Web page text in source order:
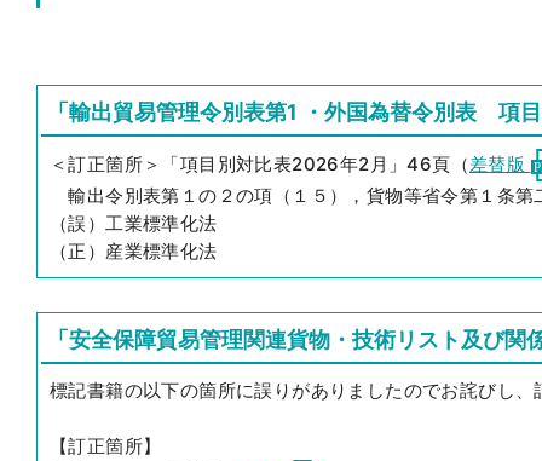
「輸出貿易管理令別表第1 ・外国為替令別表
＜訂正箇所＞「項目別対比表2026年2月」46頁（差替版
輸出令別表第１の２の項（１５），貨物等省令第１条第
（誤）工業標準化法
（正）産業標準化法
「安全保障貿易管理関連貨物・技術リスト及び
標記書籍の以下の箇所に誤りがありましたのでお詫びし、
【訂正箇所】